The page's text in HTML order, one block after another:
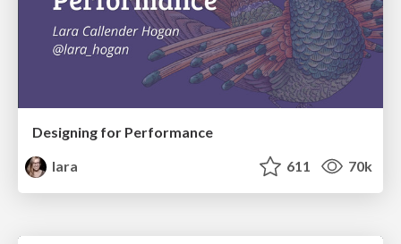
Designing for Performance
lara
611 70k